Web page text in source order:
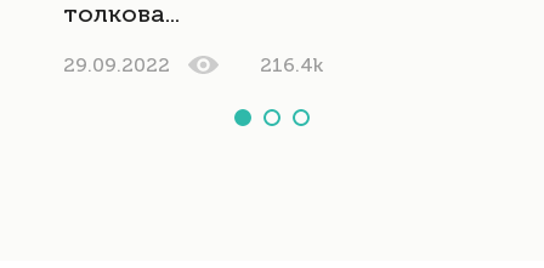
толкова...
29.09.2022 216.4k